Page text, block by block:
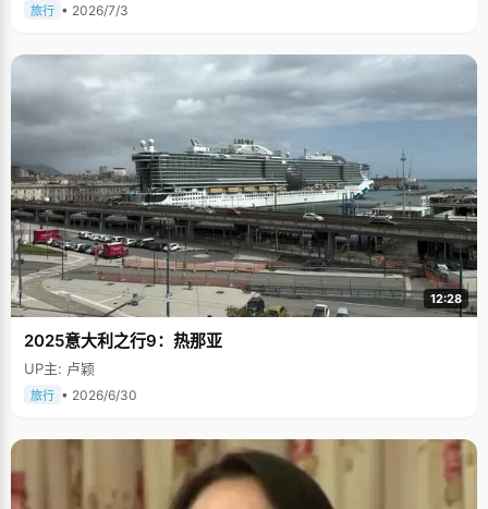
旅行 • 2026/7/3
12:28
2025意大利之行9：热那亚
UP主: 卢颖
旅行 • 2026/6/30